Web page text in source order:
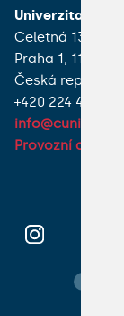
Univerzita
Celetná 13
Praha 1, 116 36
Česká republika
+420 224 491 850
info@cuni.cz
Provozní doba
Hledání